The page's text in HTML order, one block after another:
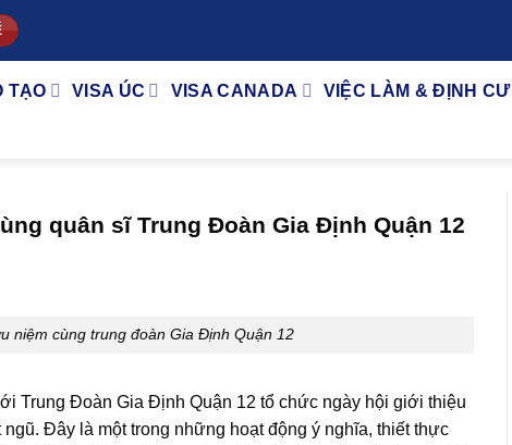
TẠO VISA ÚC VISA CANADA VIỆC LÀM & ĐỊNH CƯ
quân sĩ Trung Đoàn Gia Định Quận 12
niệm cùng trung đoàn Gia Định Quận 12
Trung Đoàn Gia Định Quận 12 tổ chức ngày hội giới thiệu
Đây là một trong những hoạt động ý nghĩa, thiết thực